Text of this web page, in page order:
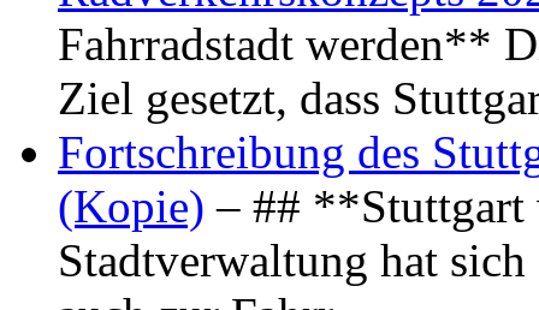
Fahrradstadt werden**
Ziel gesetzt, dass
Fortschreibung des
(Kopie) – ## **Stuttgart
Stadtverwaltung hat